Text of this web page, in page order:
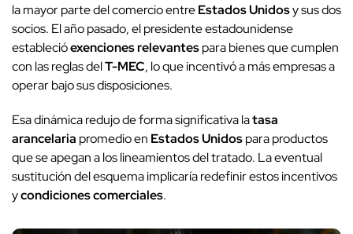
la mayor parte del comercio entreEstados Unidosy sus dos
socios. El año pasado, el presidente estadounidense
establecióexenciones relevantespara bienes que cumplen
con las reglas delT-MEC, lo que incentivó a más empresas a
operar bajo sus disposiciones.
Esa dinámica redujo de forma significativa latasa
arancelaria promedio en Estados Unidospara productos
que se apegan a los lineamientos del tratado. La eventual
sustitución del esquema implicaría redefinir estos incentivos
ycondiciones comerciales.